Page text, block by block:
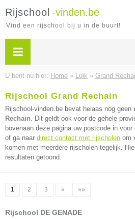
Rijschool -vinden.be
Vind een rijschool bij u in de buurt!
U bent nu hier: Home » Luik » Grand
Rijschool Grand Rechain
Rijschool-vinden.be bevat helaas nog geen
Rechain. Dit geldt ook voor de gehele
bovenaan deze pagina uw postcode in
of ga naar direct contact met rijscholen om
komen met meerdere rijscholen tegelijk.
resultaten getoond.
1 2 3 » »»
Rijschool DE GENADE